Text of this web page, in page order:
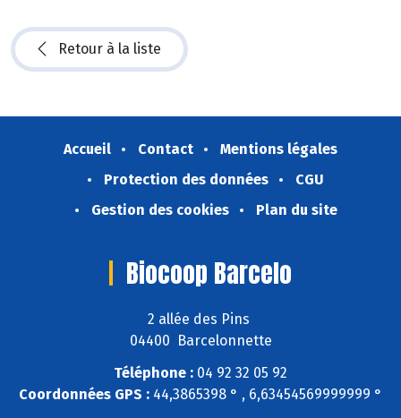
Retour à la liste
Accueil Contact
Mentions légales
Protection des données
CGU
Gestion des cookies
Plan du site
Biocoop Barcelo
2 allée des Pins
04400 Barcelonnette
Téléphone : 04 92 32 05 92
Coordonnées GPS : 44,3865398 ° , 6,63454569999999 °